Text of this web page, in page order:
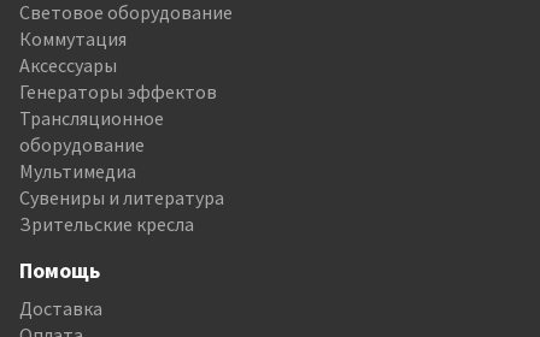
Световое оборудование
Коммутация
Аксессуары
Генераторы эффектов
Трансляционное
оборудование
Мультимедиа
Сувениры и литература
Зрительские кресла
Помощь
Доставка